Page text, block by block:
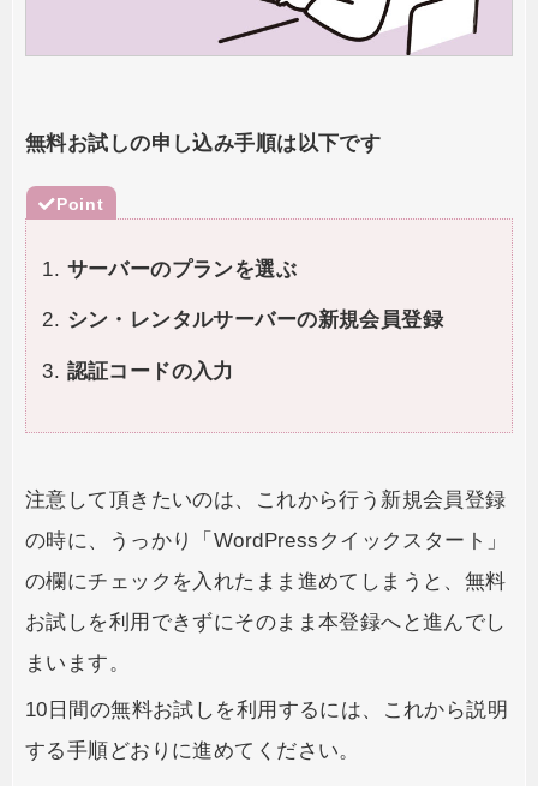
無料お試しの申し込み手順は以下です
サーバーのプランを選ぶ
シン・レンタルサーバーの新規会員登録
認証コードの入力
注意して頂きたいのは、これから行う新規会員登録
の時に、うっかり「WordPressクイックスタート」
の欄にチェックを入れたまま進めてしまうと、無料
お試しを利用できずにそのまま本登録へと進んでし
まいます。
10日間の無料お試しを利用するには、これから説明
する手順どおりに進めてください。